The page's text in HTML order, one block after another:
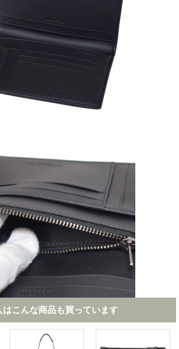
はこんな商品も買っています